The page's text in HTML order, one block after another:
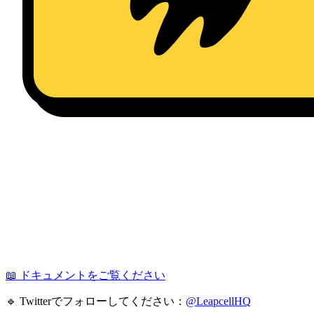
📖 ドキュメントをご覧ください
🔹 Twitterでフォローしてください： @LeapcellHQ